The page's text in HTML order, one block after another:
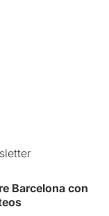
Barcelona con